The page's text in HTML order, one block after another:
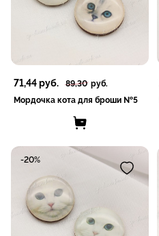
71,44руб. 89,30 руб.
Мордочка кота для броши №5
-20%